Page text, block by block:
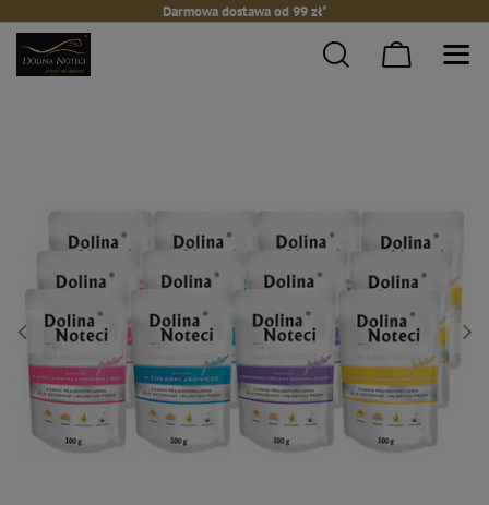
Darmowa dostawa od 99 zł*